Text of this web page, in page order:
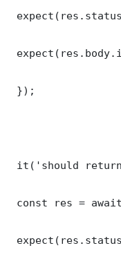
});
it('should
const res =